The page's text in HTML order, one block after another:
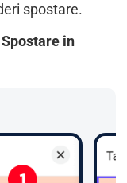
spostare.
Spostare in